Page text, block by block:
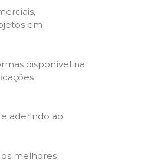
em
disponível na
aderindo ao
melhores